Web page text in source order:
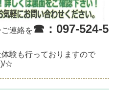
連絡を☎：097-524-5
験も行っておりますので
☆